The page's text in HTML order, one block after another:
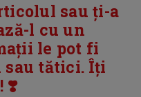
sau ți-a
l cu un
le pot fi
tătici. Îți
❣️